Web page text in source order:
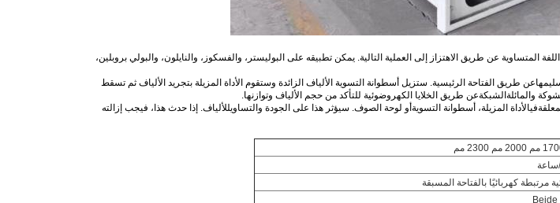
المتساوية عن طريق الاهتزاز إلى العملية التالية. يمكن تطبيقه على البوليستر، والفسكوز، والنايلون، والبولي بروبلين،
عن طريق الفتاحة الرئيسية. ستزيل أسطوانة التسوية الألياف الزائدة وستقوم الأداة المزيلة بتجريد الألياف ثم تسقط
والمائلة الشبكةعن طريق الخلايا الكهروضوئية للتأكد من حجم الألياف وتوازنها.
فيالأداة المزيلة، أسطوانة التسوية أو لوحة الصوف. سيؤثر هذا على الجودة و التساويللألياف. إذا حدث هذا، فيجب إزالته
مرتبطة كهربائيًا بالفتاحة المسبقة